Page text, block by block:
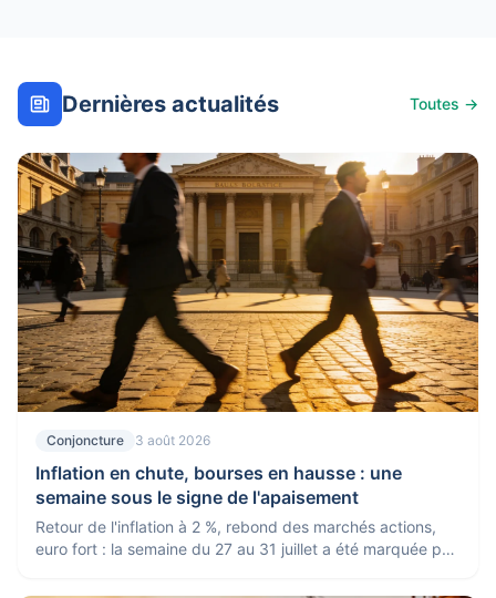
Dernières actualités Toutes →
Conjoncture 3 août 2026
Inflation en chute, bourses en hausse : une
semaine sous le signe de l'apaisement
Retour de l'inflation à 2 %, rebond des marchés actions,
euro fort : la semaine du 27 au 31 juillet a été marquée par